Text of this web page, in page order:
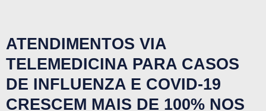
ATENDIMENTOS VIA
TELEMEDICINA PARA CASOS
DE INFLUENZA E COVID-19
CRESCEM MAIS DE 100% NOS